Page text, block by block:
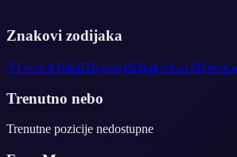
Znakovi zodijaka
♈Ovan♉Bik♊Blizanci♋Rak♌Lav♍Devica
Trenutno nebo
Trenutne pozicije nedostupne